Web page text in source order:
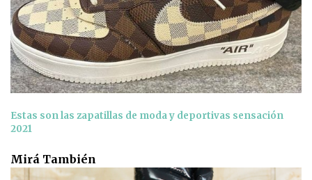
Estas son las zapatillas de moda y deportivas sensación
2021
Mirá También